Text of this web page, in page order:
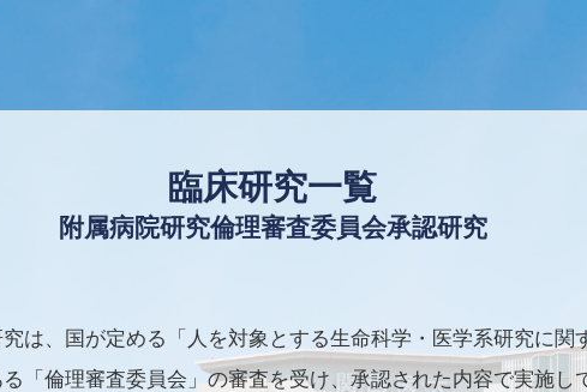
臨床研究一覧
附属病院研究倫理審査委員会承認研究
は、国が定める「人を対象とする生命科学・医学系研究に関
「倫理審査委員会」の審査を受け、承認された内容で実施し